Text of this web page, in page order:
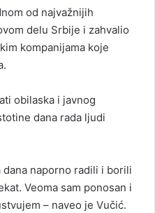
od najvažnijih
delu Srbije i zahvalio
kompanijama koje
obilaska i javnog
dana rada ljudi
naporno radili i borili
Veoma sam ponosan i
– naveo je Vučić.